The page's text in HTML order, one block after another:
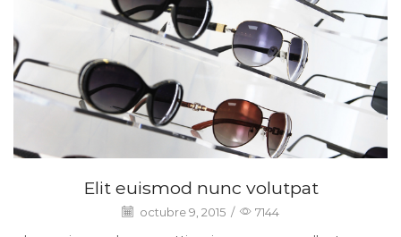
Elit euismod nunc volutpat
octubre 9, 2015 / 7144